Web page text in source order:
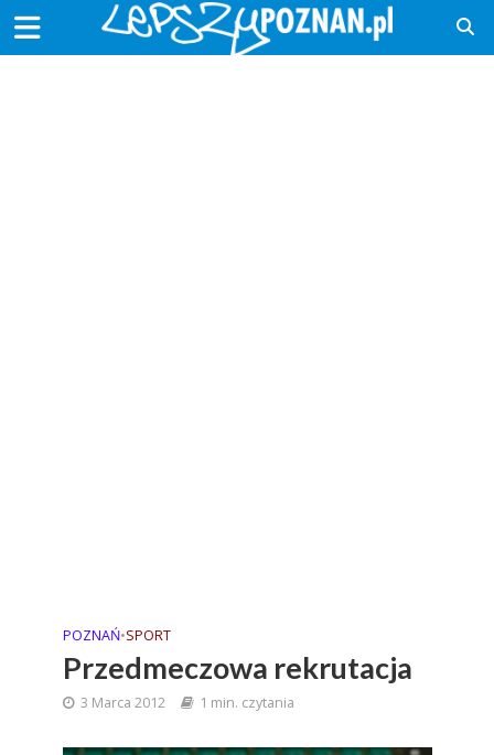
POZNAŃ•SPORT
Przedmeczowa rekrutacja
3 Marca 2012 1 min. czytania